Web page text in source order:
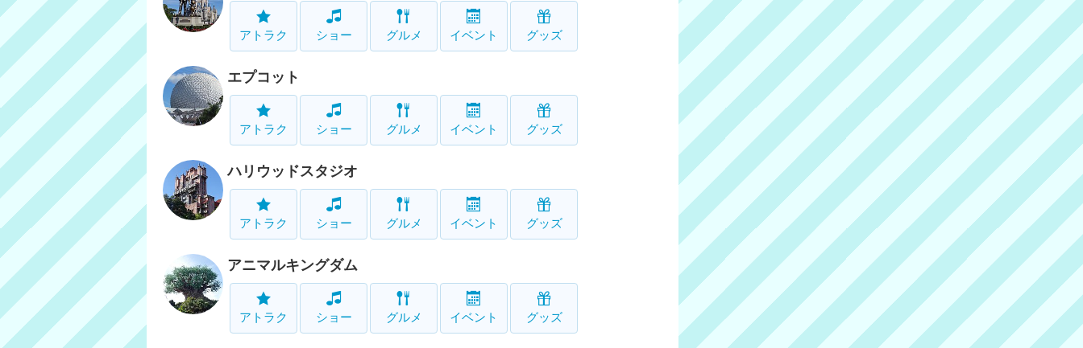
アトラク ショー グルメ イベント グッズ
エプコット
アトラク ショー グルメ イベント グッズ
ハリウッドスタジオ
アトラク ショー グルメ イベント グッズ
アニマルキングダム
アトラク ショー グルメ イベント グッズ